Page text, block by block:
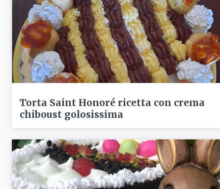
Torta Saint Honoré ricetta con crema
chiboust golosissima